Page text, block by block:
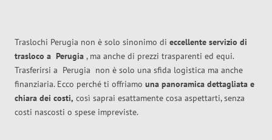
Traslochi Perugia non è solo sinonimo di eccellente servizio di
trasloco a Perugia , ma anche di prezzi trasparenti ed equi.
Trasferirsi a Perugia non è solo una sfida logistica ma anche
finanziaria. Ecco perché ti offriamo una panoramica dettagliata e
chiara dei costi, così saprai esattamente cosa aspettarti, senza
costi nascosti o spese impreviste.